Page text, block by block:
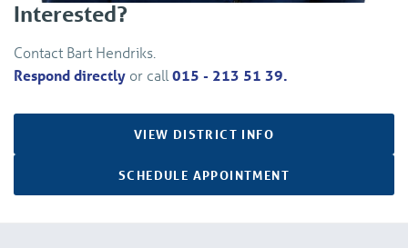
Interested?
Contact Bart Hendriks.
Respond directly or call 015 - 213 51 39.
VIEW DISTRICT INFO
SCHEDULE APPOINTMENT